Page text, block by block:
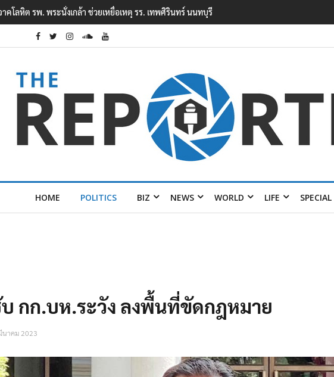
วนแรงจูงใจ เหตุยิงในโรงเรียนเทพศิรินทร์ นนทบุรี พบเด็กก่อเหตุเครียดเรื่องเรียน
HOME POLITICS BIZ NEWS WORLD LIFE SPECIAL
บ กก.บห.ระวัง ลงพื้นที่ขัดกฎหมาย
นาคม 2023